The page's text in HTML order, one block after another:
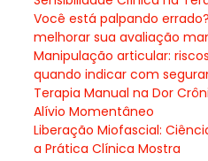
Você está palpando
melhorar sua avaliação
Manipulação articular:
quando indicar com
Terapia Manual na Dor
Alívio Momentâneo
Liberação Miofascial:
a Prática Clínica Mostra